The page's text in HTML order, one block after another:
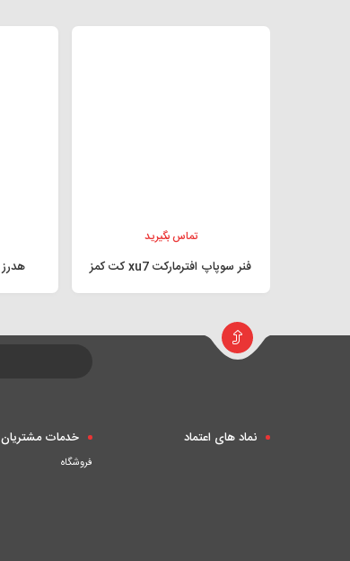
تماس بگیرید
فنر سوپاپ افترمارکت xu7 کت کمز هدرز XU7 شفیق پرفورمنس
نماد های اعتماد خدمات مشتریان
فروشگاه